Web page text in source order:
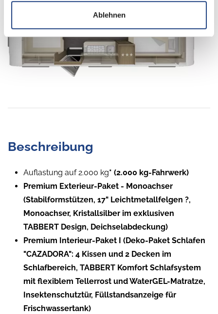
Ablehnen
Nacht
Beschreibung
Auflastung auf 2.000 kg* (2.000 kg-Fahrwerk)
Premium Exterieur-Paket - Monoachser
(Stabilformstützen, 17" Leichtmetallfelgen ?,
Monoachser, Kristallsilber im exklusiven
TABBERT Design, Deichselabdeckung)
Premium Interieur-Paket I (Deko-Paket Schlafen
"CAZADORA": 4 Kissen und 2 Decken im
Schlafbereich, TABBERT Komfort Schlafsystem
mit flexiblem Tellerrost und WaterGEL-Matratze,
Insektenschutztür, Füllstandsanzeige für
Frischwassertank)